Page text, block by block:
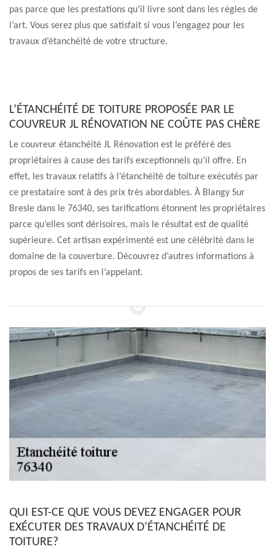
pas parce que les prestations qu’il livre sont dans les règles de
l’art. Vous serez plus que satisfait si vous l’engagez pour les
travaux d’étanchéité de votre structure.
L’ÉTANCHÉITÉ DE TOITURE PROPOSÉE PAR LE
COUVREUR JL RÉNOVATION NE COÛTE PAS CHÈRE
Le couvreur étanchéité JL Rénovation est le préféré des
propriétaires à cause des tarifs exceptionnels qu’il offre. En
effet, les travaux relatifs à l’étanchéité de toiture exécutés par
ce prestataire sont à des prix très abordables. À Blangy Sur
Bresle dans le 76340, ses tarifications étonnent les propriétaires
parce qu’elles sont dérisoires, mais le résultat est de qualité
supérieure. Cet artisan expérimenté est une célébrité dans le
domaine de la couverture. Découvrez d’autres informations à
propos de ses tarifs en l’appelant.
QUI EST-CE QUE VOUS DEVEZ ENGAGER POUR
EXÉCUTER DES TRAVAUX D’ÉTANCHÉITÉ DE
TOITURE?